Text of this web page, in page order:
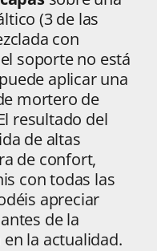
(3 de las
con
soporte no está
aplicar una
mortero de
resultado del
de altas
de confort,
con todas las
apreciar
de la
la actualidad.